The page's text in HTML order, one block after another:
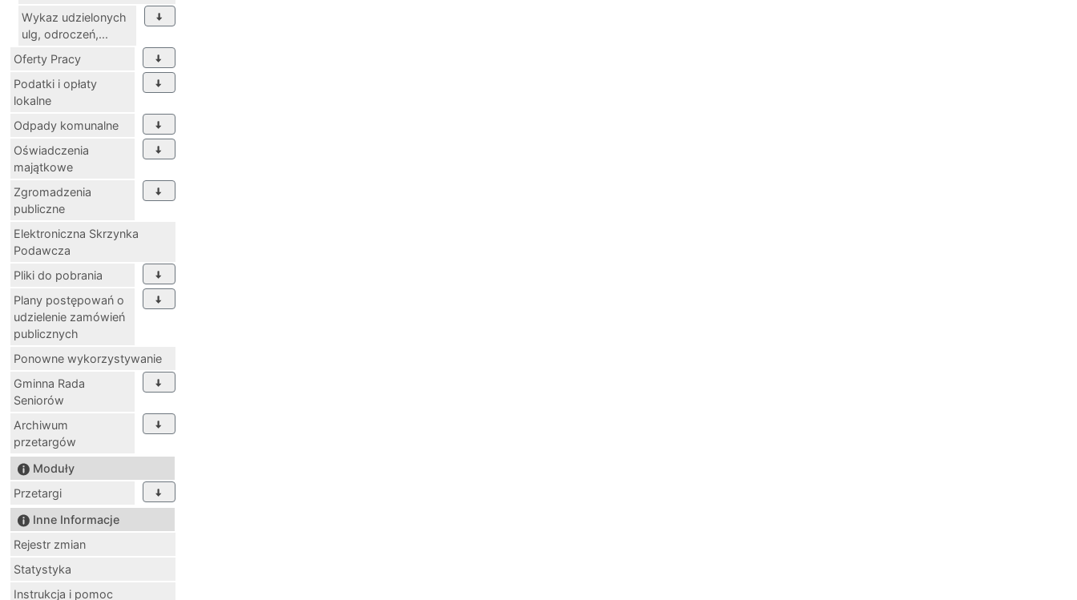
Wykaz udzielonych
ulg, odroczeń,...
Oferty Pracy
Podatki i opłaty
lokalne
Odpady komunalne
Oświadczenia
majątkowe
Zgromadzenia
publiczne
Elektroniczna Skrzynka
Podawcza
Pliki do pobrania
Plany postępowań o
udzielenie zamówień
publicznych
Ponowne wykorzystywanie
Gminna Rada
Seniorów
Archiwum
przetargów
Moduły
Przetargi
Inne Informacje
Rejestr zmian
Statystyka
Instrukcja i pomoc